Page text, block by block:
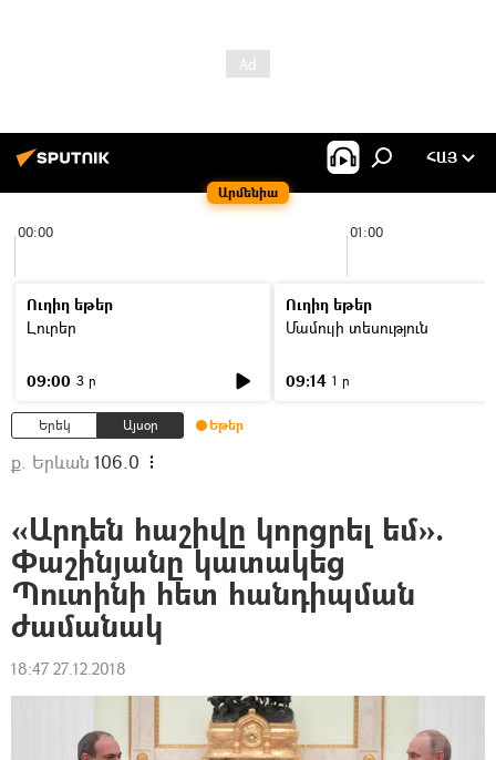
Արմենիա
ՀԱՅ
00:00 01:00
Ուղիղ եթեր
Լուրեր
09:00 3 ր
Ուղիղ եթեր
Մամուլի տեսություն
09:14 1 ր
Երեկ Այսօր Եթեր
ք. Երևան 106.0
«Արդեն հաշիվը կորցրել եմ».
Փաշինյանը կատակեց
Պուտինի հետ հանդիպման
ժամանակ
18:47 27.12.2018